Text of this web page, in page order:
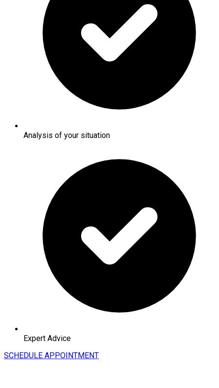
Analysis of your situation
Expert Advice
SCHEDULE APPOINTMENT